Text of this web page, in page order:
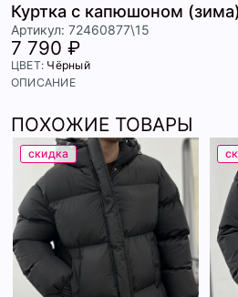
Куртка с капюшоном
Артикул: 72460877\15
7 790 ₽
ЦВЕТ: Чёрный
ОПИСАНИЕ
ПОХОЖИЕ ТОВАРЫ
скидка